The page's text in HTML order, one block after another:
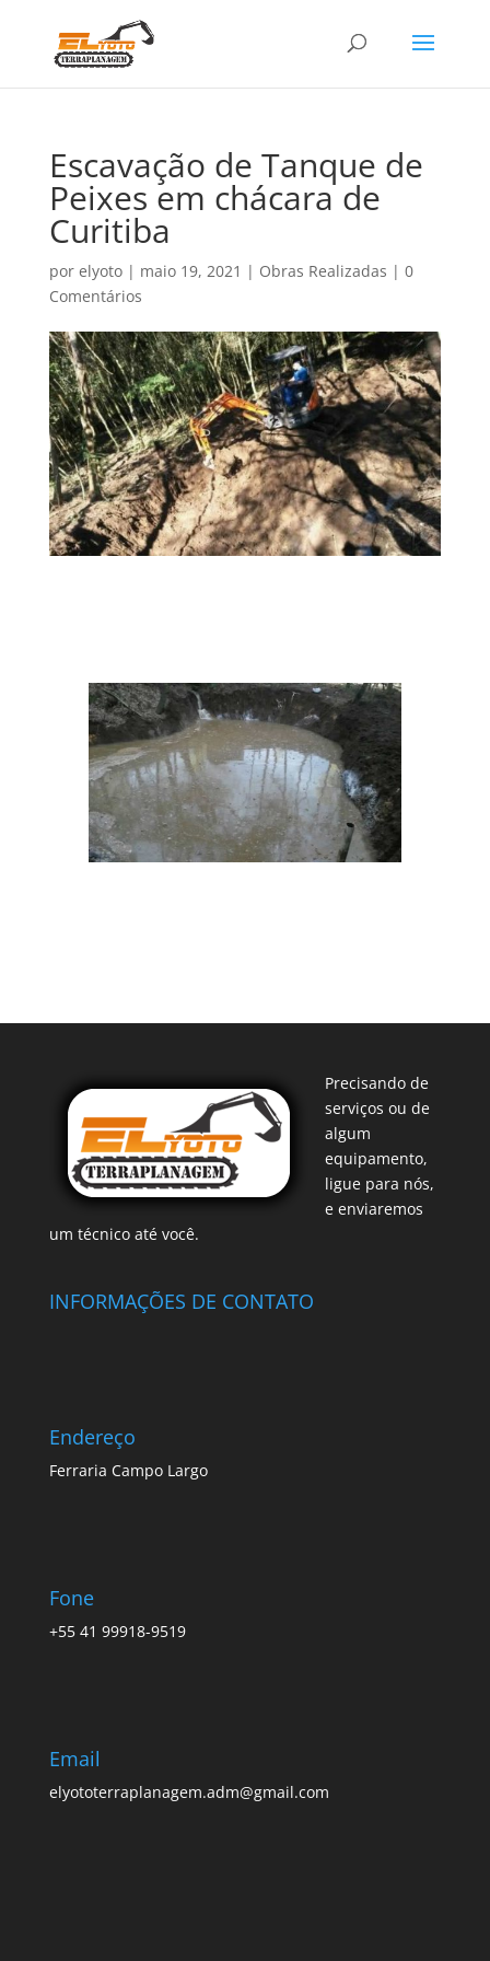
Escavação de Tanque de
Peixes em chácara de
Curitiba
por elyoto| maio 19, 2021 | Obras Realizadas | 0
Comentários
Precisando de
serviços ou de
algum
equipamento,
ligue para nós,
e enviaremos
um técnico até você.
INFORMAÇÕES DE CONTATO
Endereço
Ferraria Campo Largo
Fone
+55 41 99918-9519
Email
elyototerraplanagem.adm@gmail.com